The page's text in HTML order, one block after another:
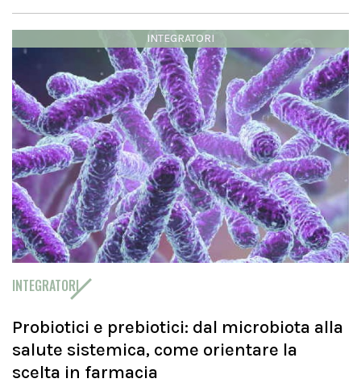
INTEGRATORI
INTEGRATORI
Probiotici e prebiotici: dal microbiota alla
salute sistemica, come orientare la
scelta in farmacia